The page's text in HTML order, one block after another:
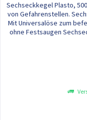
Sechseckkegel Plasto,
von Gefahrenstellen.
Mit Universalöse zum
ohne Festsaugen